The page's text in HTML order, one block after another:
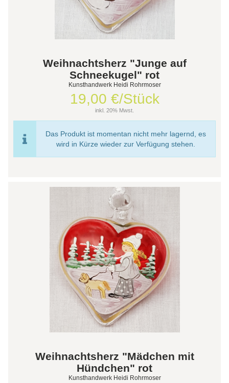
Weihnachtsherz "Junge auf
Schneekugel" rot
Kunsthandwerk Heidi Rohrmoser
19,00 €/Stück
inkl. 20% Mwst.
Das Produkt ist momentan nicht mehr lagernd, es
wird in Kürze wieder zur Verfügung stehen.
Weihnachtsherz "Mädchen mit
Hündchen" rot
Kunsthandwerk Heidi Rohrmoser